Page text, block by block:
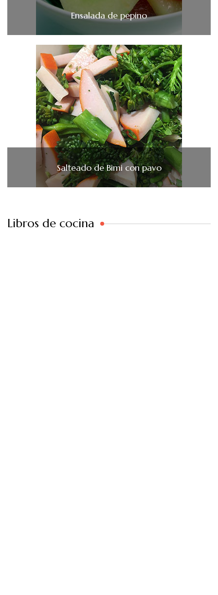
Ensalada de pepino
Salteado de Bimi con pavo
Libros de cocina